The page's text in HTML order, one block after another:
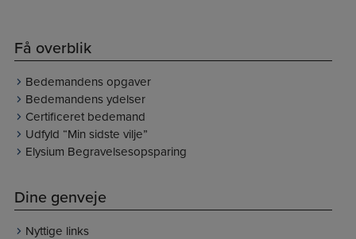
Få overblik
Bedemandens opgaver
Bedemandens ydelser
Certificeret bedemand
Udfyld “Min sidste vilje”
Elysium Begravelsesopsparing
Dine genveje
Nyttige links